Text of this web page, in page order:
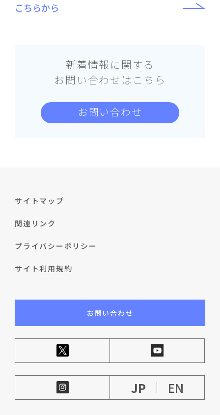
こちらから
新着情報に関する
お問い合わせはこちら
お問い合わせ
サイトマップ
関連リンク
プライバシーポリシー
サイト利用規約
お問い合わせ
JP EN